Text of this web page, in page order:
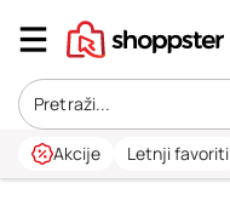
Akcije Letnji favoriti